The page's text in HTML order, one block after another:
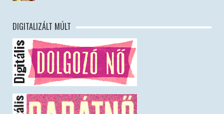
DIGITALIZÁLT MÚLT